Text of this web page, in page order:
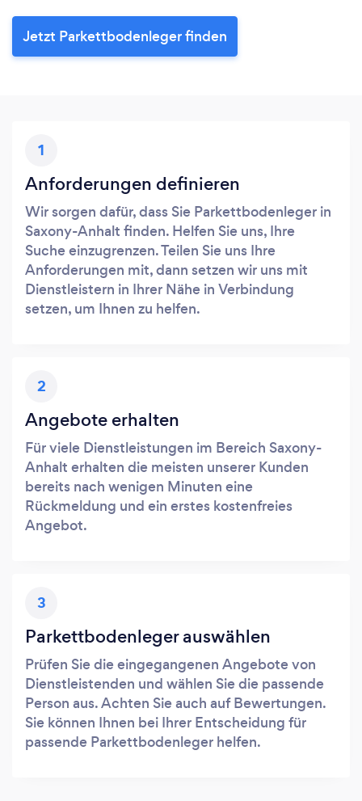
Jetzt Parkettbodenleger finden
1
Anforderungen definieren
Wir sorgen dafür, dass Sie Parkettbodenleger in
Saxony-Anhalt finden. Helfen Sie uns, Ihre
Suche einzugrenzen. Teilen Sie uns Ihre
Anforderungen mit, dann setzen wir uns mit
Dienstleistern in Ihrer Nähe in Verbindung
setzen, um Ihnen zu helfen.
2
Angebote erhalten
Für viele Dienstleistungen im Bereich Saxony-
Anhalt erhalten die meisten unserer Kunden
bereits nach wenigen Minuten eine
Rückmeldung und ein erstes kostenfreies
Angebot.
3
Parkettbodenleger auswählen
Prüfen Sie die eingegangenen Angebote von
Dienstleistenden und wählen Sie die passende
Person aus. Achten Sie auch auf Bewertungen.
Sie können Ihnen bei Ihrer Entscheidung für
passende Parkettbodenleger helfen.